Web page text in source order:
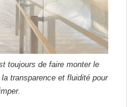
toujours de faire monter le
transparence et fluidité pour